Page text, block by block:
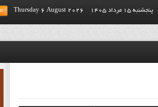
پنجشنبه 15 مرداد 1405 Thursday 6 August 2026